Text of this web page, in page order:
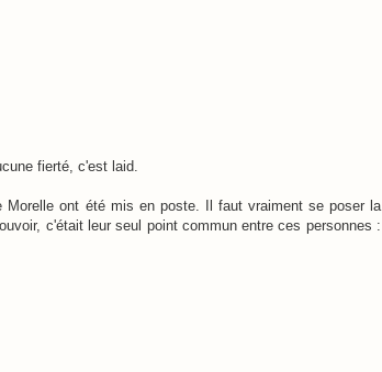
fierté, c'est laid.
Morelle ont été mis en poste. Il faut vraiment se poser la
c'était leur seul point commun entre ces personnes :